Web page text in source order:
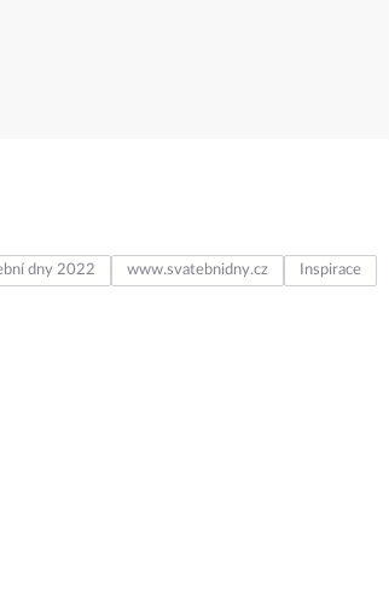
dny 2022 www.svatebnidny.cz
Inspirace